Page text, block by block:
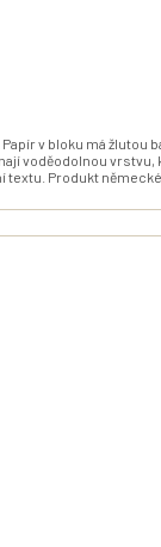
v bloku má žlutou
voděodolnou vrstvu,
textu. Produkt